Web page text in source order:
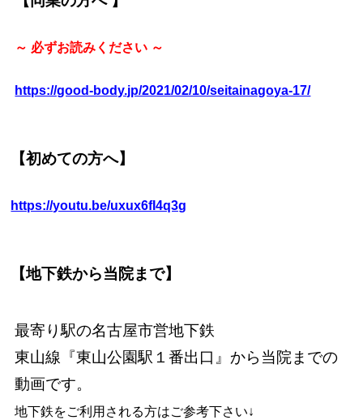
～ 必ずお読みください ～
https://good-body.jp/2021/02/10/seitainagoya-17/
【初めての方へ】
https://youtu.be/uxux6fI4q3g
【地下鉄から当院まで】
最寄り駅の名古屋市営地下鉄
東山線『東山公園駅１番出口』から当院までの
動画です。
地下鉄をご利用される方はご参考下さい↓